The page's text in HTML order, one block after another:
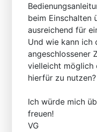
beim Einschalten
ausreichend für
Und wie kann ich
angeschlossener
vielleicht möglich
hierfür zu nutzen?
Ich würde mich
freuen!
VG